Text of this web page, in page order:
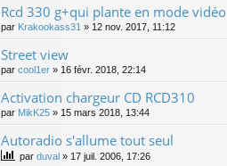
Rcd 330 g+qui plante en mode vidéo
par Krakookass31 » 12 nov. 2017, 11:12
Street view
par cool1er » 16 févr. 2018, 22:14
Activation chargeur CD RCD310
par MikK25 » 15 mars 2018, 13:44
Autoradio s'allume tout seul
par duval » 17 juil. 2006, 17:26